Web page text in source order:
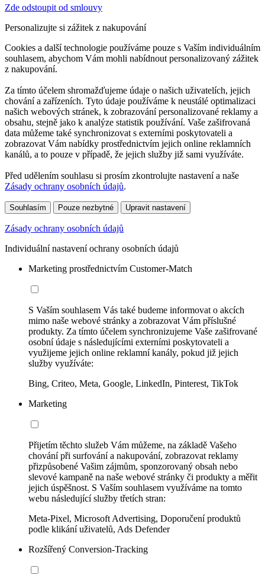
Zde odstoupit od smlouvy
Personalizujte si zážitek z nakupování
Cookies a další technologie používáme pouze s Vaším individuálním
souhlasem, abychom Vám mohli nabídnout personalizovaný zážitek
z nakupování.
Za tímto účelem shromažďujeme údaje o našich uživatelích, jejich
chování a zařízeních. Tyto údaje používáme k neustálé optimalizaci
našich webových stránek, k zobrazování personalizované reklamy a
obsahu, stejně jako k analýze statistik používání. Vaše zašifrovaná
data můžeme také synchronizovat s externími poskytovateli a
zobrazovat Vám nabídky prostřednictvím jejich online reklamních
kanálů, a to pouze v případě, že jejich služby již sami využíváte.
Před udělením souhlasu si prosím zkontrolujte nastavení a naše
Zásady ochrany osobních údajů.
Souhlasím Pouze nezbytné Upravit nastavení
Zásady ochrany osobních údajů
Individuální nastavení ochrany osobních údajů
Marketing prostřednictvím Customer-Match
S Vaším souhlasem Vás také budeme informovat o akcích
mimo naše webové stránky a zobrazovat Vám příslušné
produkty. Za tímto účelem synchronizujeme Vaše zašifrované
osobní údaje s následujícími externími poskytovateli a
využijeme jejich online reklamní kanály, pokud již jejich
služby využíváte:
Bing, Criteo, Meta, Google, LinkedIn, Pinterest, TikTok
Marketing
Přijetím těchto služeb Vám můžeme, na základě Vašeho
chování při surfování a nakupování, zobrazovat reklamy
přizpůsobené Vašim zájmům, sponzorovaný obsah nebo
slevové kampaně na naše webové stránky či produkty a měřit
jejich úspěšnost. S Vaším souhlasem využíváme na tomto
webu následující služby třetích stran:
Meta-Pixel, Microsoft Advertising, Doporučení produktů
podle klikání uživatelů, Ads Defender
Rozšířený Conversion-Tracking